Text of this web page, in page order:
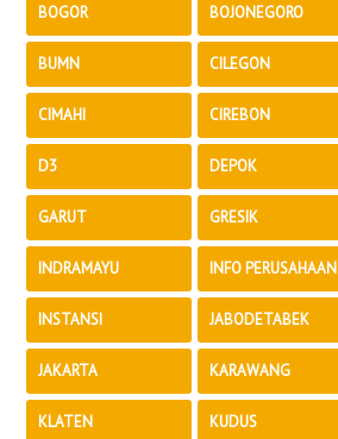
BOGOR BOJONEGORO
BUMN CILEGON
CIMAHI CIREBON
D3 DEPOK
GARUT GRESIK
INDRAMAYU INFO PERUSAHAAN
INSTANSI JABODETABEK
JAKARTA KARAWANG
KLATEN KUDUS